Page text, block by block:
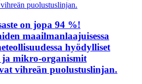
on jopa 94 ​​%!
maailmanlaajuisessa
hyödylliset
ja mikro-organismit
vihreän puolustuslinjan.